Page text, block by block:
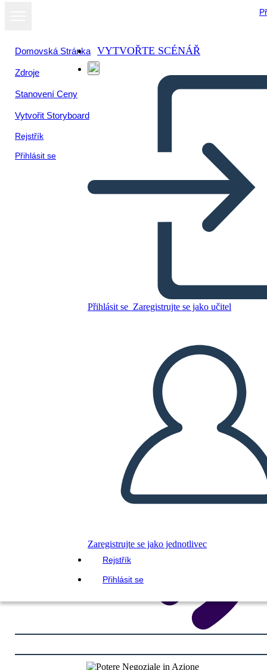
Domovská Stránka
Zdroje
Stanovení Ceny
Vytvořit Storyboard
Rejstřík
Přihlásit se
VYTVOŘTE SCÉNÁŘ
Přihlásit se Zaregistrujte se jako učitel
Zaregistrujte se jako jednotlivec
Rejstřík
Přihlásit se
Potere Negoziale in Azione
PŘEHRÁT PREZENTACI
PŘEČTI MI